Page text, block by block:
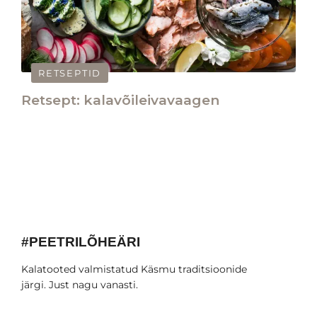
RETSEPTID
Retsept: kalavõileivavaagen
#PEETRILÕHEÄRI
Kalatooted valmistatud Käsmu traditsioonide
järgi. Just nagu vanasti.